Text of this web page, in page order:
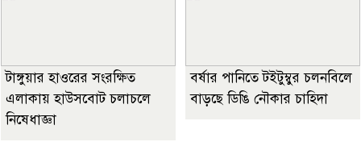
টাঙ্গুয়ার হাওরের সংরক্ষিত
এলাকায় হাউসবোট চলাচলে
নিষেধাজ্ঞা
বর্ষার পানিতে টইটুম্বুর চলনবিলে
বাড়ছে ডিঙি নৌকার চাহিদা